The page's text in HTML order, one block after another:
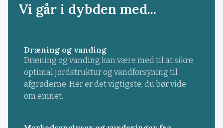
Vi går i dybden med...
Dræning og vanding
Dræning og vanding kan være med til at sikre
optimal jordstruktur og vandforsyning til
afgrøderne. Her er det vigtigste, du bør vide
om emnet.